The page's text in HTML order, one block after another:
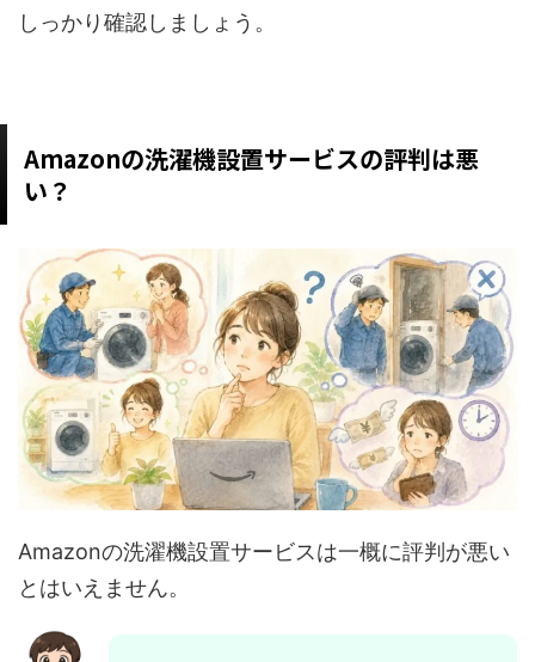
しっかり確認しましょう。
Amazonの洗濯機設置サービスの評判は悪
い？
Amazonの洗濯機設置サービスは一概に評判が悪い
とはいえません。